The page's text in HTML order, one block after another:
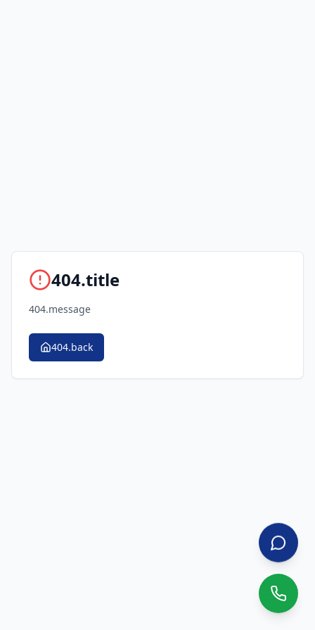
404.title
404.message
404.back